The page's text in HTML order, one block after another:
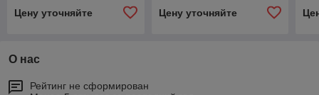
Цену уточняйте
Цену уточняйте
О нас
Рейтинг не сформирован